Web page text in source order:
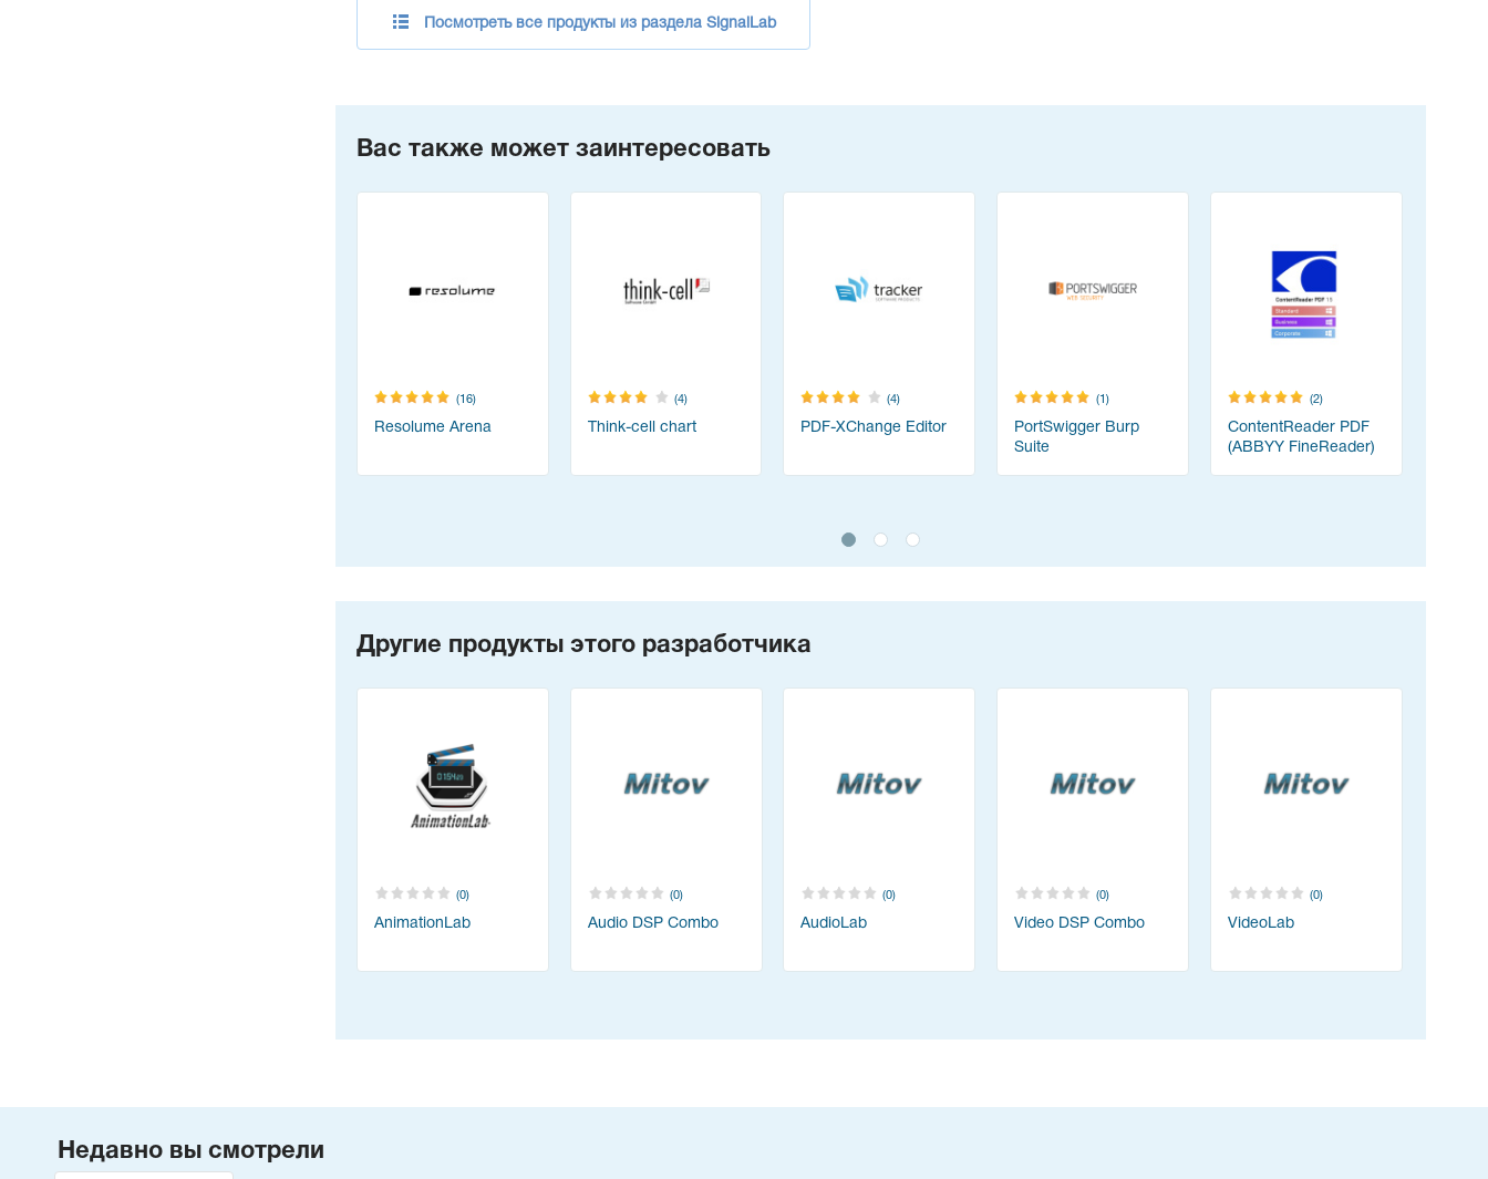
Посмотреть все продукты из раздела SignalLab
Вас также может заинтересовать
(16)
Resolume Arena
(4)
Think-cell chart
(4)
PDF-XChange Editor
(1)
PortSwigger Burp
Suite
(2)
ContentReader PDF
(ABBYY FineReader)
Другие продукты этого разработчика
(0)
AnimationLab
(0)
Audio DSP Combo
(0)
AudioLab
(0)
Video DSP Combo
(0)
VideoLab
Недавно вы смотрели